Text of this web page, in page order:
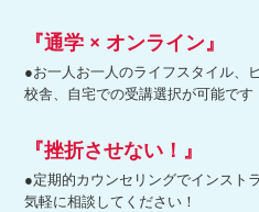
『通学 × オンライン』
●お一人お一人のライフスタイル、
校舎、自宅での受講選択が可能です
『挫折させない！』
●定期的カウンセリングでインスト
気軽に相談してください！